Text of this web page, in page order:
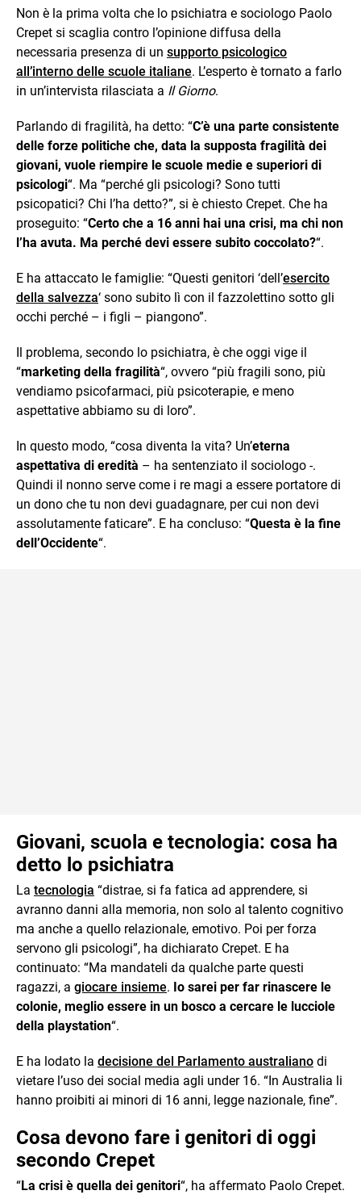
Non è la prima volta che lo psichiatra e sociologo Paolo
Crepet si scaglia contro l’opinione diffusa della
necessaria presenza di un supporto psicologico
all’interno delle scuole italiane. L’esperto è tornato a farlo
in un’intervista rilasciata a Il Giorno.
Parlando di fragilità, ha detto: “C’è una parte consistente
delle forze politiche che, data la supposta fragilità dei
giovani, vuole riempire le scuole medie e superiori di
psicologi“. Ma “perché gli psicologi? Sono tutti
psicopatici? Chi l’ha detto?”, si è chiesto Crepet. Che ha
proseguito: “Certo che a 16 anni hai una crisi, ma chi non
l’ha avuta. Ma perché devi essere subito coccolato?“.
E ha attaccato le famiglie: “Questi genitori ‘dell’esercito
della salvezza‘ sono subito lì con il fazzolettino sotto gli
occhi perché – i figli – piangono”.
Il problema, secondo lo psichiatra, è che oggi vige il
“marketing della fragilità“, ovvero “più fragili sono, più
vendiamo psicofarmaci, più psicoterapie, e meno
aspettative abbiamo su di loro”.
In questo modo, “cosa diventa la vita? Un’eterna
aspettativa di eredità – ha sentenziato il sociologo -.
Quindi il nonno serve come i re magi a essere portatore di
un dono che tu non devi guadagnare, per cui non devi
assolutamente faticare”. E ha concluso: “Questa è la fine
dell’Occidente“.
Giovani, scuola e tecnologia: cosa ha
detto lo psichiatra
La tecnologia “distrae, si fa fatica ad apprendere, si
avranno danni alla memoria, non solo al talento cognitivo
ma anche a quello relazionale, emotivo. Poi per forza
servono gli psicologi”, ha dichiarato Crepet. E ha
continuato: “Ma mandateli da qualche parte questi
ragazzi, a giocare insieme. Io sarei per far rinascere le
colonie, meglio essere in un bosco a cercare le lucciole
della playstation“.
E ha lodato la decisione del Parlamento australiano di
vietare l’uso dei social media agli under 16. “In Australia li
hanno proibiti ai minori di 16 anni, legge nazionale, fine”.
Cosa devono fare i genitori di oggi
secondo Crepet
“La crisi è quella dei genitori“, ha affermato Paolo Crepet.